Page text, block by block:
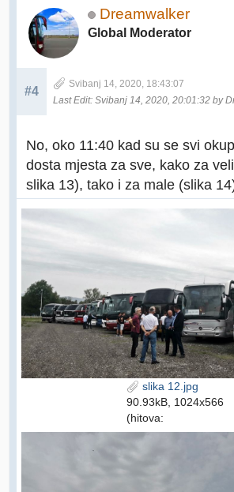
Dreamwalker
Global Moderator
#4
Svibanj 14, 2020, 18:43:07
Last Edit: Svibanj 14, 2020, 20:01:32 by
No, oko 11:40 kad su se svi
dosta mjesta za sve, kako za
slika 13), tako i za male (slika
slika 12.jpg
90.93kB, 1024x566
(hitova: